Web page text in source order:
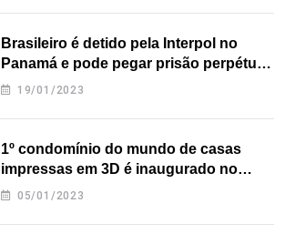
Brasileiro é detido pela Interpol no
Panamá e pode pegar prisão perpétua
nos EUA
19/01/2023
1º condomínio do mundo de casas
impressas em 3D é inaugurado no
Texas
05/01/2023